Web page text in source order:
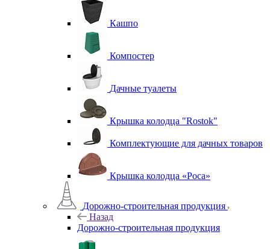
Кашпо
Компостер
Дачные туалеты
Крышка колодца "Rostok"
Комплектующие для дачных товаров
Крышка колодца «Роса»
Дорожно-строительная продукция
Назад
Дорожно-строительная продукция